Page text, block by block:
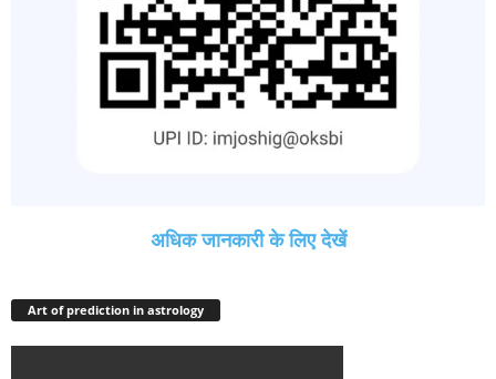
अधिक जानकारी के लिए देखें
Art of prediction in astrology